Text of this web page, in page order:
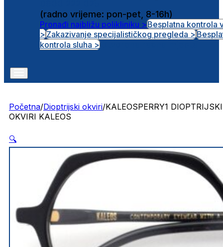
(radno vrijeme: pon-pet, 8-16h)
Pronađi najbližu polikliniku >Besplatna kontrola
>Zakazivanje specijalističkog pregleda >
kontrola sluha >
Početna/Dioptrijski okviri/KALEOSPERRY1 DIOPTRIJSKI
OKVIRI KALEOS
🔍